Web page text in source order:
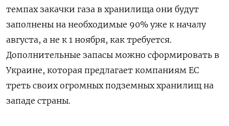
темпах закачки газа в хранилища они будут
заполнены на необходимые 90% уже к началу
августа, а не к 1 ноября, как требуется.
Дополнительные запасы можно сформировать в
Украине, которая предлагает компаниям ЕС
треть своих огромных подземных хранилищ на
западе страны.